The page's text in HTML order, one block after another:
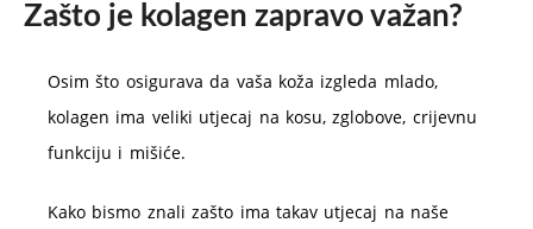
Zašto je kolagen zapravo važan?
Osim što osigurava da vaša koža izgleda mlado,
kolagen ima veliki utjecaj na kosu, zglobove, crijevnu
funkciju i mišiće.
Kako bismo znali zašto ima takav utjecaj na naše